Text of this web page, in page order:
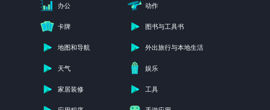
办公 动作
卡牌 图书与工具书
地图和导航 外出旅行与本地生活
天气 娱乐
家居装修 工具